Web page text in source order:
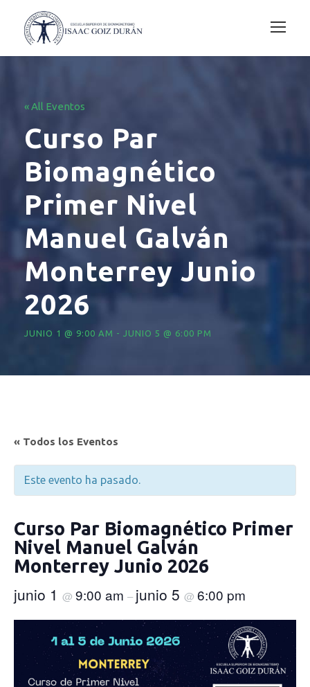
« All Eventos
Curso Par
Biomagnético
Primer Nivel
Manuel Galván
Monterrey Junio
2026
JUNIO 1 @ 9:00 AM - JUNIO 5 @ 6:00 PM
« Todos los Eventos
Este evento ha pasado.
Curso Par Biomagnético Primer
Nivel Manuel Galván
Monterrey Junio 2026
junio 1 @ 9:00 am – junio 5 @ 6:00 pm